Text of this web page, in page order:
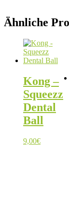
Ähnliche
Kong –
Squeezz
Dental
Ball
9,00€